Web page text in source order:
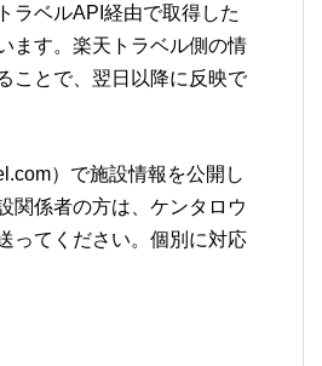
ラベルAPI経由で取得した
ます。楽天トラベル側の情
ことで、翌日以降に反映で
）で施設情報を公開し
関係者の方は、ケンタロウ
ってください。個別に対応